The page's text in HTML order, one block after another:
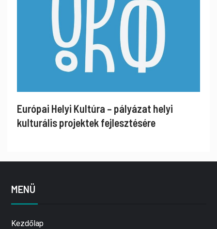
Európai Helyi Kultúra – pályázat helyi
kulturális projektek fejlesztésére
MENÜ
Kezdőlap